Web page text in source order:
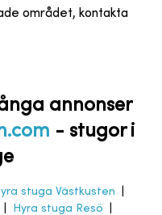
området, kontakta
annonser
- stugor i
stuga Västkusten
Hyra stuga Resö